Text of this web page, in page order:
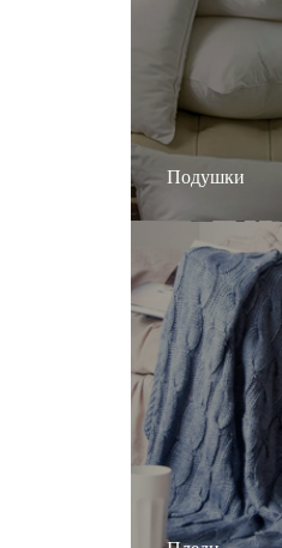
Подушки